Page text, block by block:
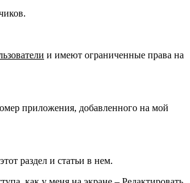
и имеют ограниченные права на
приложения, добавленного на мой
раздел и статьи в нем.